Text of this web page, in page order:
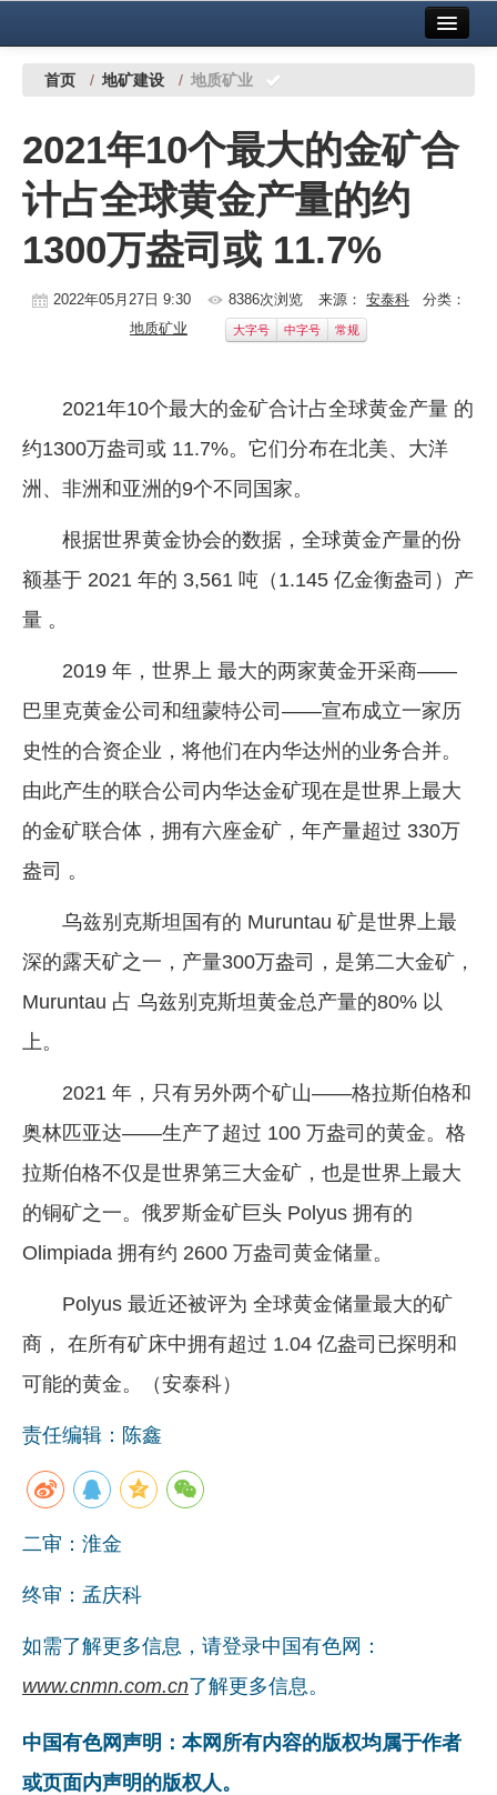
中国有色金属报社主办 广告服务
铜镍铅锌
铝
稀有稀土
有色市场
党建工作
企业文化
《资源再生》杂志
行情报价
数字报
首页 / 地矿建设 / 地质矿业
2021年10个最大的金矿合
计占全球黄金产量的约
1300万盎司或 11.7%
2022年05月27日 9:30 8386次浏览 来源： 安泰科 分类：
地质矿业
大字号 中字号 常规
2021年10个最大的金矿合计占全球黄金产量 的
约1300万盎司或 11.7%。它们分布在北美、大洋
洲、非洲和亚洲的9个不同国家。
根据世界黄金协会的数据，全球黄金产量的份
额基于 2021 年的 3,561 吨（1.145 亿金衡盎司）产
量 。
2019 年，世界上 最大的两家黄金开采商——
巴里克黄金公司和纽蒙特公司——宣布成立一家历
史性的合资企业，将他们在内华达州的业务合并。
由此产生的联合公司内华达金矿现在是世界上最大
的金矿联合体，拥有六座金矿，年产量超过 330万
盎司 。
乌兹别克斯坦国有的 Muruntau 矿是世界上最
深的露天矿之一，产量300万盎司，是第二大金矿，
Muruntau 占 乌兹别克斯坦黄金总产量的80% 以
上。
2021 年，只有另外两个矿山——格拉斯伯格和
奥林匹亚达——生产了超过 100 万盎司的黄金。格
拉斯伯格不仅是世界第三大金矿，也是世界上最大
的铜矿之一。俄罗斯金矿巨头 Polyus 拥有的
Olimpiada 拥有约 2600 万盎司黄金储量。
Polyus 最近还被评为 全球黄金储量最大的矿
商， 在所有矿床中拥有超过 1.04 亿盎司已探明和
可能的黄金。（安泰科）
责任编辑：陈鑫
二审：淮金
终审：孟庆科
如需了解更多信息，请登录中国有色网：
www.cnmn.com.cn了解更多信息。
中国有色网声明：本网所有内容的版权均属于作者
或页面内声明的版权人。